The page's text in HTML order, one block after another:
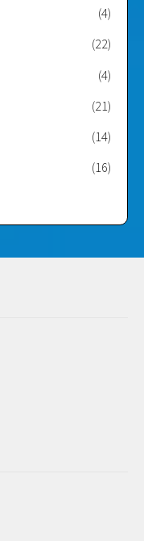
(4)
(22)
(4)
(21)
(14)
(16)